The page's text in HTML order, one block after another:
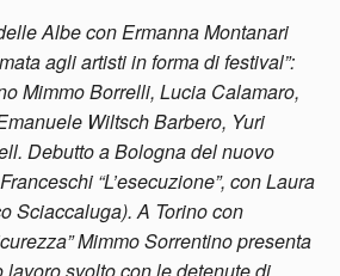
Albe con Ermanna Montanari
agli artisti in forma di festival”:
Mimmo Borrelli, Lucia Calamaro,
Wiltsch Barbero, Yuri
Debutto a Bologna del nuovo
“L’esecuzione”, con Laura
Sciaccaluga). A Torino con
Mimmo Sorrentino presenta
svolto con le detenute di